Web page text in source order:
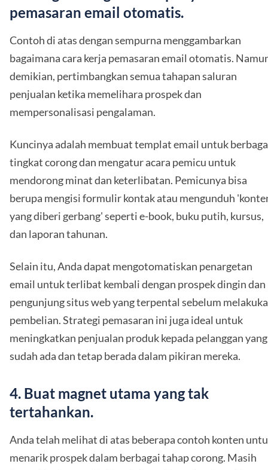
pemasaran email otomatis.
Contoh di atas dengan sempurna menggambarkan
bagaimana cara kerja pemasaran email otomatis.
demikian, pertimbangkan semua tahapan saluran
penjualan ketika memelihara prospek dan
mempersonalisasi pengalaman.
Kuncinya adalah membuat templat email untuk
tingkat corong dan mengatur acara pemicu untuk
mendorong minat dan keterlibatan. Pemicunya bisa
berupa mengisi formulir kontak atau mengunduh
yang diberi gerbang' seperti e-book, buku putih, kursus,
dan laporan tahunan.
Selain itu, Anda dapat mengotomatiskan penargetan
email untuk terlibat kembali dengan prospek dingin dan
pengunjung situs web yang terpental sebelum
pembelian. Strategi pemasaran ini juga ideal untuk
meningkatkan penjualan produk kepada pelanggan yang
sudah ada dan tetap berada dalam pikiran mereka.
4. Buat magnet utama yang tak
tertahankan.
Anda telah melihat di atas beberapa contoh konten
menarik prospek dalam berbagai tahap corong. Masih